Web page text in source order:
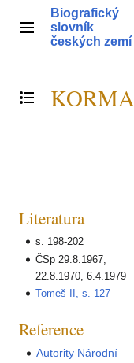
obsahHlavní menu
Biografický
slovník
českých zemí
Přepnout obsah
Literatura
s. 198-202
ČSp 29.8.1967,
22.8.1970, 6.4.1979
Tomeš II, s. 127
Reference
Autority Národní